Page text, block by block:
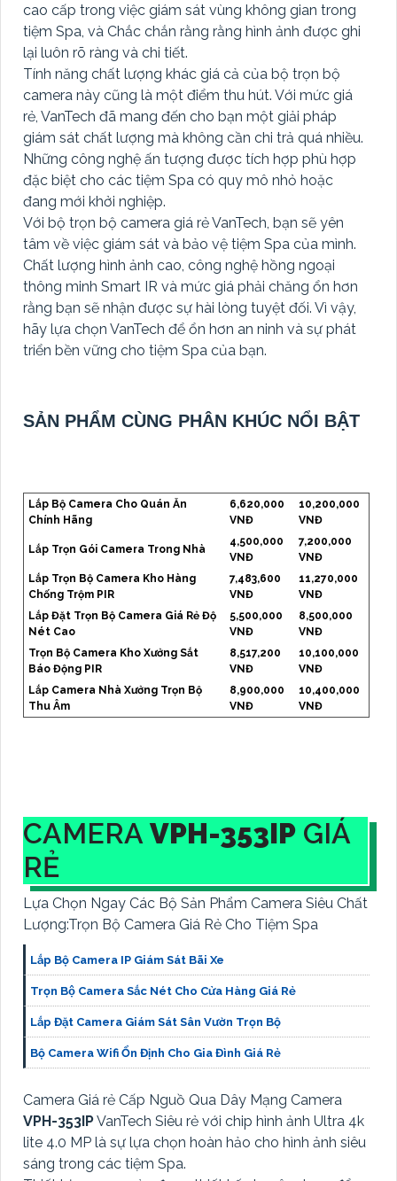
cao cấp trong việc giám sát vùng không gian trong
tiệm Spa, và Chắc chắn rằng rằng hình ảnh được ghi
lại luôn rõ ràng và chi tiết.
Tính năng chất lượng khác giá cả của bộ trọn bộ
camera này cũng là một điểm thu hút. Với mức giá
rẻ, VanTech đã mang đến cho bạn một giải pháp
giám sát chất lượng mà không cần chi trả quá nhiều.
Những công nghệ ấn tượng được tích hợp phù hợp
đặc biệt cho các tiệm Spa có quy mô nhỏ hoặc
đang mới khởi nghiệp.
Với bộ trọn bộ camera giá rẻ VanTech, bạn sẽ yên
tâm về việc giám sát và bảo vệ tiệm Spa của mình.
Chất lượng hình ảnh cao, công nghệ hồng ngoại
thông minh Smart IR và mức giá phải chăng ổn hơn
rằng bạn sẽ nhận được sự hài lòng tuyệt đối. Vì vậy,
hãy lựa chọn VanTech để ổn hơn an ninh và sự phát
triển bền vững cho tiệm Spa của bạn.
SẢN PHẨM CÙNG PHÂN KHÚC NỔI BẬT
Lắp Bộ Camera Cho Quán Ăn
Chính Hãng
6,620,000
VNĐ
10,200,000
VNĐ
Lắp Trọn Gói Camera Trong Nhà
4,500,000
VNĐ
7,200,000
VNĐ
Lắp Trọn Bộ Camera Kho Hàng
Chống Trộm PIR
7,483,600
VNĐ
11,270,000
VNĐ
Lắp Đặt Trọn Bộ Camera Giá Rẻ Độ
Nét Cao
5,500,000
VNĐ
8,500,000
VNĐ
Trọn Bộ Camera Kho Xưởng Sắt
Báo Động PIR
8,517,200
VNĐ
10,100,000
VNĐ
Lắp Camera Nhà Xưởng Trọn Bộ
Thu Âm
8,900,000
VNĐ
10,400,000
VNĐ
CAMERA VPH-353IP GIÁ
RẺ
Lựa Chọn Ngay Các Bộ Sản Phẩm Camera Siêu Chất
Lượng:Trọn Bộ Camera Giá Rẻ Cho Tiệm Spa
Lắp Bộ Camera IP Giám Sát Bãi Xe
Trọn Bộ Camera Sắc Nét Cho Cửa Hàng Giá Rẻ
Lắp Đặt Camera Giám Sát Sân Vườn Trọn Bộ
Bộ Camera Wifi Ổn Định Cho Gia Đình Giá Rẻ
Camera Giá rẻ Cấp Nguồ Qua Dây Mạng Camera
VPH-353IPVanTech Siêu rẻ với chip hình ảnh Ultra 4k
lite 4.0 MP là sự lựa chọn hoàn hảo cho hình ảnh siêu
sáng trong các tiệm Spa.